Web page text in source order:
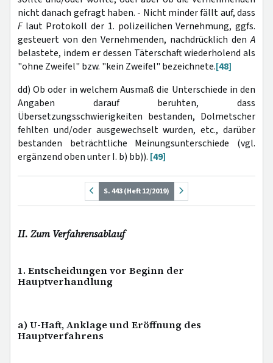
nicht danach gefragt haben. - Nicht minder fällt auf, dass
Flaut Protokoll der 1. polizeilichen Vernehmung, ggfs.
gesteuert von den Vernehmenden, nachdrücklich denA
belastete, indem er dessen Täterschaft wiederholend als
"ohne Zweifel" bzw. "kein Zweifel" bezeichnete.[48]
dd) Ob oder in welchem Ausmaß die Unterschiede in den
Angaben darauf beruhten, dass
Übersetzungsschwierigkeiten bestanden, Dolmetscher
fehlten und/oder ausgewechselt wurden, etc., darüber
bestanden beträchtliche Meinungsunterschiede (vgl.
ergänzend oben unter I. b) bb)). [49]
S. 443 (Heft 12/2019)
II. Zum Verfahrensablauf
1. Entscheidungen vor Beginn der
Hauptverhandlung
a) U-Haft, Anklage und Eröffnung des
Hauptverfahrens